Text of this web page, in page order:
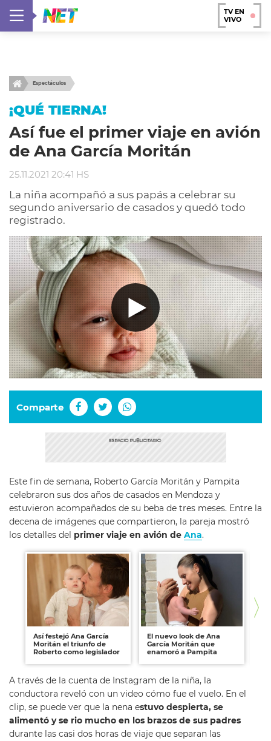
TV EN
VIVO
Espectáculos
¡QUÉ TIERNA!
Así fue el primer viaje en avión
de Ana García Moritán
25.11.2021 20:41 HS
La niña acompañó a sus papás a celebrar su
segundo aniversario de casados y quedó todo
registrado.
Comparte
Este fin de semana, Roberto García Moritán y Pampita
celebraron sus dos años de casados en Mendoza y
estuvieron acompañados de su beba de tres meses. Entre la
decena de imágenes que compartieron, la pareja mostró
los detalles del primer viaje en avión de Ana.
Así festejó Ana García
Moritán el triunfo de
Roberto como legislador
El nuevo look de Ana
García Moritán que
enamoró a Pampita
A través de la cuenta de Instagram de la niña, la
conductora reveló con un video cómo fue el vuelo. En el
clip, se puede ver que la nena estuvo despierta, se
alimentó y se rio mucho en los brazos de sus padres
durante las casi dos horas de viaje que separan las